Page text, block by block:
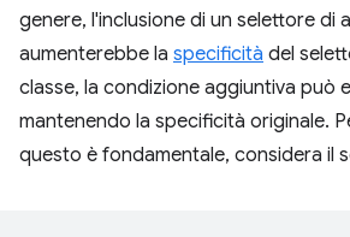
genere, l'inclusione di un selettore di
aumenterebbe la specificità del
classe, la condizione aggiuntiva può
mantenendo la specificità originale.
questo è fondamentale, considera il